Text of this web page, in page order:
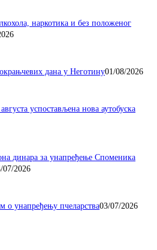
наркотика и без положеног
дана у Неготину01/08/2026
успостављена нова аутобуска
динара за унапређење Споменика
07/2026
о унапређењу пчеларства03/07/2026